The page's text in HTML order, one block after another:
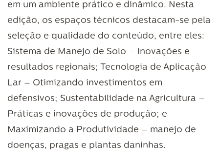
em um ambiente prático e dinâmico. Nesta
edição, os espaços técnicos destacam-se pela
seleção e qualidade do conteúdo, entre eles:
Sistema de Manejo de Solo – Inovações e
resultados regionais; Tecnologia de Aplicação
Lar – Otimizando investimentos em
defensivos; Sustentabilidade na Agricultura –
Práticas e inovações de produção; e
Maximizando a Produtividade – manejo de
doenças, pragas e plantas daninhas.